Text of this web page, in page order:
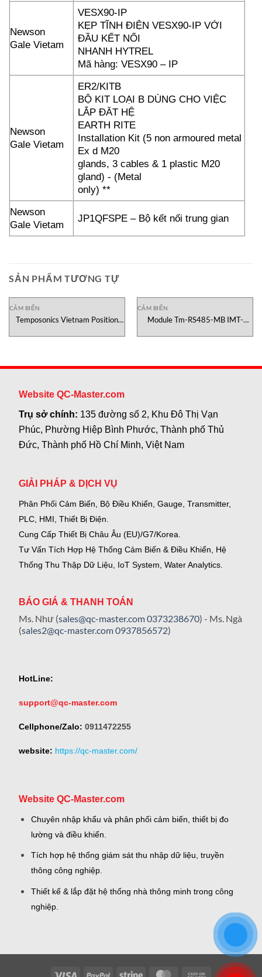
Newson
Gale Vietam
VESX90-IP
KẸP TĨNH ĐIỆN VESX90-IP VỚI
ĐẦU KẾT NỐI
NHANH HYTREL
Mã hàng: VESX90 – IP
Newson
Gale Vietam
ER2/KITB
BỘ KIT LOẠI B DÙNG CHO VIỆC
LẮP ĐĂT HỆ
EARTH RITE
Installation Kit (5 non armoured metal
Ex d M20
glands, 3 cables & 1 plastic M20
gland) ‐ (Metal
only) **
Newson
Gale Vietam
JP1QFSPE – Bộ kết nối trung gian
SẢN PHẨM TƯƠNG TỰ
CẢM BIẾN
Temposonics Vietnam Position
CẢM BIẾN
Module Tm-RS485-MB IMT-
Website QC-Master.com
Trụ sở chính: 135 đường số 2, Khu Đô Thị Vạn
Phúc, Phường Hiệp Bình Phước, Thành phố Thủ
Đức, Thành phố Hồ Chí Minh, Việt Nam
GIẢI PHÁP & DỊCH VỤ
Phân Phối Cảm Biến, Bộ Điều Khiển, Gauge, Transmitter,
PLC, HMI, Thiết Bị Điện.
Cung Cấp Thiết Bị Châu Âu (EU)/G7/Korea.
Tư Vấn Tích Hợp Hệ Thống Cảm Biến & Điều Khiển, Hệ
Thống Thu Thập Dữ Liệu, IoT System, Water Analytics.
BÁO GIÁ & THANH TOÁN
Ms. Như (sales@qc-master.com0373238670) - Ms. Ngà
(sales2@qc-master.com0937856572)
HotLine:
support@qc-master.com
Cellphone/Zalo: 0911472255
website: https://qc-master.com/
Website QC-Master.com
Chuyên nhập khẩu và phân phối cảm biến, thiết bị đo
lường và điều khiển.
Tích hợp hệ thống giám sát thu nhập dữ liệu, truyền
thông công nghiệp.
Thiết kế & lắp đặt hệ thống nhà thông minh trong công
nghiệp.
Visa PayPal Stripe MasterCardCash